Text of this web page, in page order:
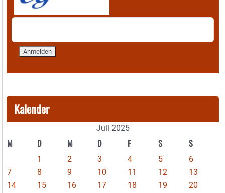
Kalender
Juli 2025
M D M D F S S
1 2 3 4 5
6
7
8 9 10 11 12
13
14
15 16 17 18 19
20